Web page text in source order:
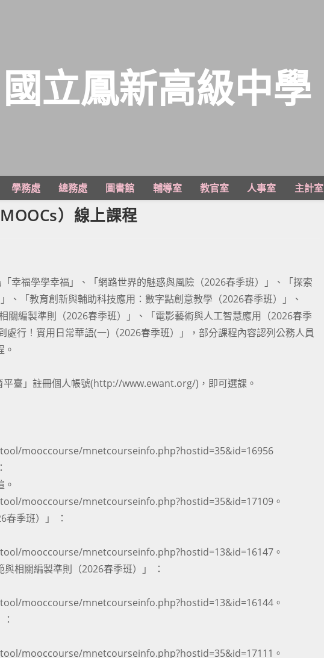
國立鳳新高級中學
學務處 總務處 圖書館 輔導室 教官室 人事室 主計室
）線上課程
幸福學學幸福」、「網路世界的魅惑與風險（2026春季班）」、「探索
、「教育創新與輔助科技應用：數字點創意教學（2026春季班）」、
關編製準則（2026春季班）」、「電影藝術與人工智慧應用（2026春季
行！實用日常華語(一)（2026春季班）」，部分課程內容認列公務人員
臺」註冊個人帳號(http://www.ewant.org/)，即可選課。
mooccourse/mnetcourseinfo.php?hostid=35&id=16956
mooccourse/mnetcourseinfo.php?hostid=35&id=17109。
季班）」 ：
mooccourse/mnetcourseinfo.php?hostid=13&id=16147。
相關編製準則（2026春季班）」 ：
mooccourse/mnetcourseinfo.php?hostid=13&id=16144。
mooccourse/mnetcourseinfo.php?hostid=35&id=17111。